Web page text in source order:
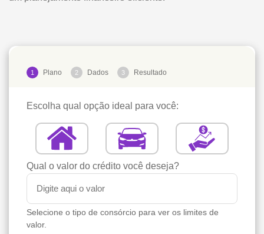
1 Plano 2 Dados 3 Resultado
Escolha qual opção ideal para você:
Qual o valor do crédito você deseja?
Selecione o tipo de consórcio para ver os limites de
valor.